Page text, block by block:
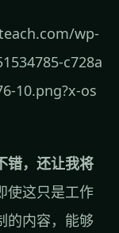
wp-
c728a
10.png?x-os
错，还让我将
使这只是工作
的内容，能够